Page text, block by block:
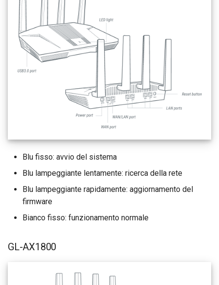
Blu fisso: avvio del sistema
Blu lampeggiante lentamente: ricerca della rete
Blu lampeggiante rapidamente: aggiornamento del
firmware
Bianco fisso: funzionamento normale
GL-AX1800